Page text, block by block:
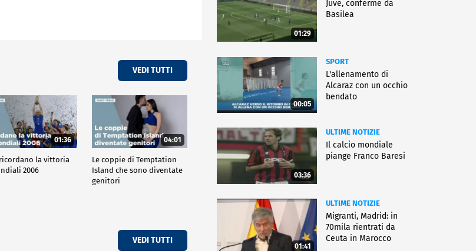
VEDI TUTTI
01:36
la vittoria
2006
04:01
Le coppie di Temptation
Island che sono diventate
genitori
VEDI TUTTI
01:29
Juve, conferme da
Basilea
00:05
SPORT
L'allenamento di
Alcaraz con un occhio
bendato
03:36
ULTIME NOTIZIE
Il calcio mondiale
piange Franco Baresi
01:41
ULTIME NOTIZIE
Migranti, Madrid: in
70mila rientrati da
Ceuta in Marocco